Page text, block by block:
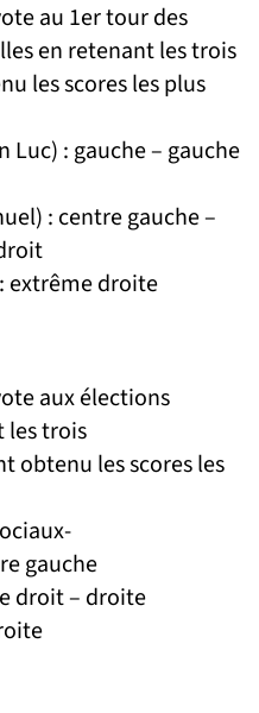
au 1er tour des
en retenant les trois
les scores les plus
Luc) : gauche – gauche
: centre gauche –
extrême droite
aux élections
les trois
obtenu les scores les
gauche
droit – droite